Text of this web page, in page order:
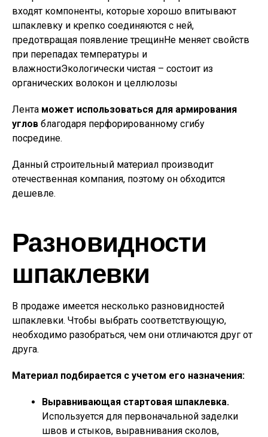
входят компоненты, которые хорошо впитывают
шпаклевку и крепко соединяются с ней,
предотвращая появление трещинНе меняет свойств
при перепадах температуры и
влажностиЭкологически чистая – состоит из
органических волокон и целлюлозы
Лента может использоваться для армирования
углов благодаря перфорированному сгибу
посредине.
Данный строительный материал производит
отечественная компания, поэтому он обходится
дешевле.
Разновидности
шпаклевки
В продаже имеется несколько разновидностей
шпаклевки. Чтобы выбрать соответствующую,
необходимо разобраться, чем они отличаются друг от
друга.
Материал подбирается с учетом его назначения:
Выравнивающая стартовая шпаклевка.
Используется для первоначальной заделки
швов и стыков, выравнивания сколов,